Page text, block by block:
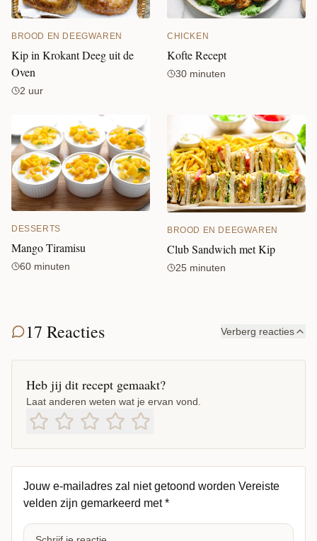
BROOD EN DEEGWAREN
Kip in Krokant Deeg uit de
Oven
2 uur
CHICKEN
Kofte Recept
30 minuten
DESSERTS
Mango Tiramisu
60 minuten
BROOD EN DEEGWAREN
Club Sandwich met Kip
25 minuten
17 Reacties Verberg reacties
Heb jij dit recept gemaakt?
Laat anderen weten wat je ervan vond.
Jouw e-mailadres zal niet getoond worden Vereiste
velden zijn gemarkeerd met*